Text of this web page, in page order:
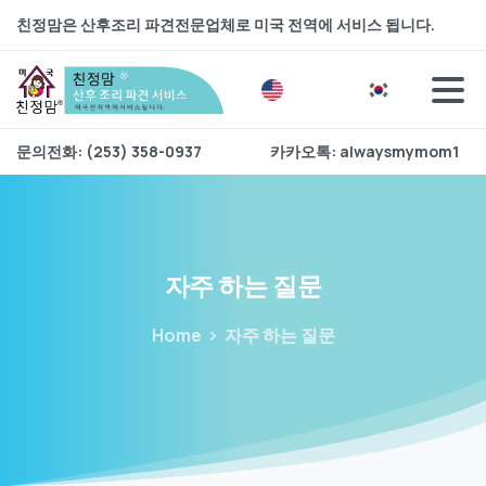
친정맘은 산후조리 파견전문업체로 미국 전역에 서비스 됩니다.
문의전화: (253) 358-0937 카카오톡: alwaysmymom1
자주하는질문
Home 자주 하는 질문